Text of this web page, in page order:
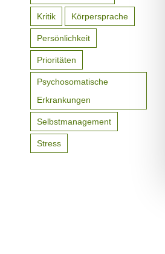
Kritik Körpersprache
Persönlichkeit
Prioritäten
Psychosomatische
Erkrankungen
Selbstmanagement
Stress